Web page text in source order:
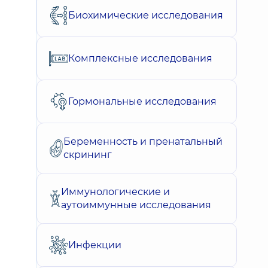
Биохимические исследования
Комплексные исследования
Гормональные исследования
Беременность и пренатальный
скрининг
Иммунологические и
аутоиммунные исследования
Инфекции